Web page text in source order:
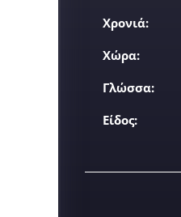
Χρονιά:
Χώρα:
Γλώσσα:
Είδος: